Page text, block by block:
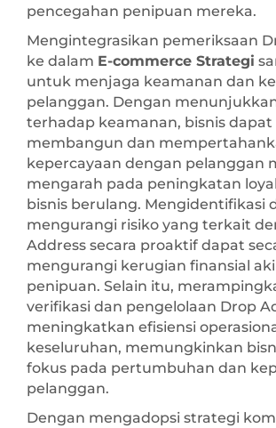
pencegahan penipuan mereka.
Mengintegrasikan pemeriksaan
ke dalam E-commerce Strategi
untuk menjaga keamanan dan
pelanggan. Dengan
terhadap keamanan, bisnis dapat
membangun dan
kepercayaan dengan pelanggan
mengarah pada peningkatan
bisnis berulang. Mengidentifikasi
mengurangi risiko yang terkait
Address secara proaktif dapat
mengurangi kerugian finansial
penipuan. Selain itu,
verifikasi dan pengelolaan Drop
meningkatkan efisiensi
keseluruhan, memungkinkan
fokus pada pertumbuhan dan
pelanggan.
Dengan mengadopsi strategi